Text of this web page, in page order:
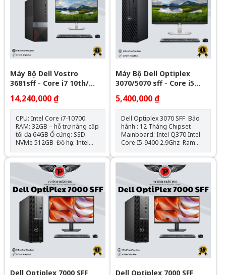
Máy Bộ Dell Vostro
3681sff - Core i7 10th/
32Gb/ Nvme 512GB -
Window 11Pro Bản Quyền
OEM
14,240,000 ₫
CPU: Intel Core i7-10700
RAM: 32GB – hỗ trợ nâng cấp
tối đa 64GB Ổ cứng: SSD
NVMe 512GB Đồ họa: Intel
UHD Graphics 630 (onboard)
Mainboard: Dell OEM –
Chipset H470 Cổng kết nối:
HDMI, VGA, 4x USB 3.0, 4x
USB 2.0, LAN Gigabit, Audio
combo Nguồn: Công suất
thực Hệ điều hành: Windows
11Pro Bản Stick OEM (1key/ 1
máy)
Máy Bộ Dell Optiplex
3070/5070 sff - Core i5
5,400,000 ₫
Dell Optiplex 3070 SFF Bảo
hành : 12 Tháng Chipset
Mainboard: Intel Q370 Intel
Core I5-9400 2.9Ghz Ram
: 8GB DDR4 - 2133Mhz SSD
: 120GB VGA: Đồ họa HD
Intel® 630 Hệ điều hành:
Chưa Bao Gồm
Dell Optiplex 7000 SFF Dell Optiplex 7000 SFF